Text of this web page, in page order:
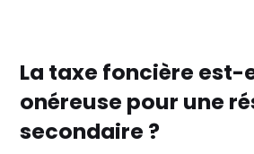
La taxe foncière est-
onéreuse pour une
secondaire ?